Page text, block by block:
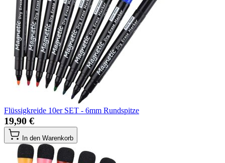
Flüssigkreide 10er SET - 6mm Rundspitze
19,90 €
In den Warenkorb